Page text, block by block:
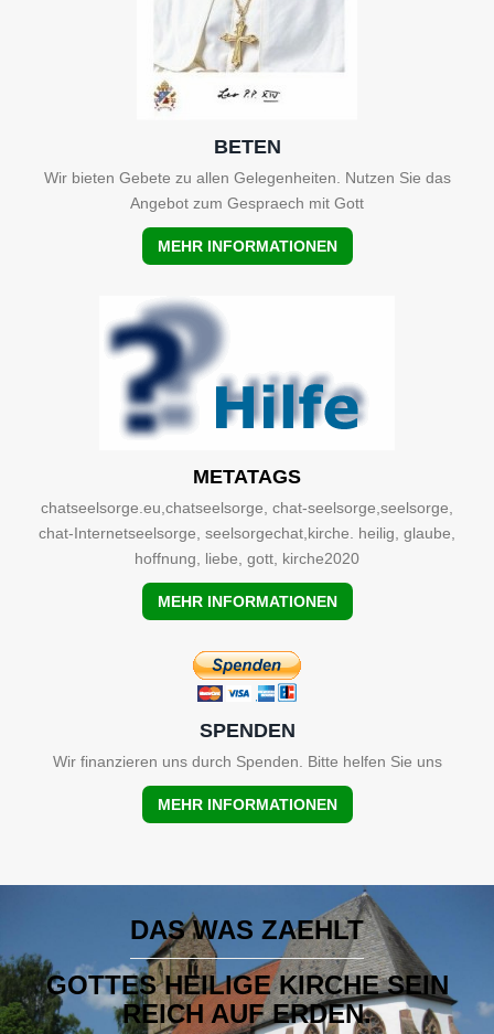
BETEN
Wir bieten Gebete zu allen Gelegenheiten. Nutzen Sie das
Angebot zum Gespraech mit Gott
MEHR INFORMATIONEN
METATAGS
chatseelsorge.eu,chatseelsorge, chat-seelsorge,seelsorge,
chat-Internetseelsorge, seelsorgechat,kirche. heilig, glaube,
hoffnung, liebe, gott, kirche2020
MEHR INFORMATIONEN
SPENDEN
Wir finanzieren uns durch Spenden. Bitte helfen Sie uns
MEHR INFORMATIONEN
DAS WAS ZAEHLT
GOTTES HEILIGE KIRCHE SEIN
REICH AUF ERDEN.